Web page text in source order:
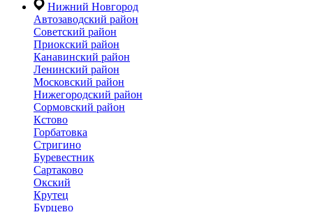
Нижний Новгород
Автозаводский район
Советский район
Приокский район
Канавинский район
Ленинский район
Московский район
Нижегородский район
Сормовский район
Кстово
Горбатовка
Стригино
Буревестник
Сартаково
Окский
Крутец
Бурцево